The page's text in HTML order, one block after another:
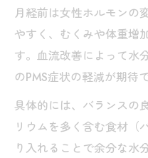
月経前は女性ホルモンの
やすく、むくみや体重増
す。血流改善によって水
のPMS症状の軽減が期待
具体的には、バランスの
リウムを多く含む食材（
り入れることで余分な水